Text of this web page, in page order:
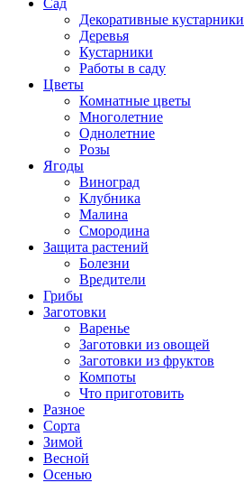
Сад
Декоративные кустарники
Деревья
Кустарники
Работы в саду
Цветы
Комнатные цветы
Многолетние
Однолетние
Розы
Ягоды
Виноград
Клубника
Малина
Смородина
Защита растений
Болезни
Вредители
Грибы
Заготовки
Варенье
Заготовки из овощей
Заготовки из фруктов
Компоты
Что приготовить
Разное
Сорта
Зимой
Весной
Осенью